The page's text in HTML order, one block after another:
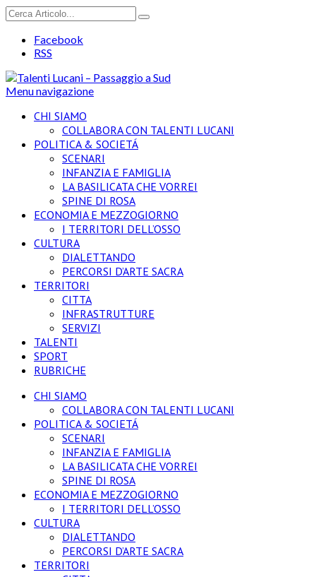
Facebook
RSS
Menu navigazione
CHI SIAMO
COLLABORA CON TALENTI LUCANI
POLITICA & SOCIETÁ
SCENARI
INFANZIA E FAMIGLIA
LA BASILICATA CHE VORREI
SPINE DI ROSA
ECONOMIA E MEZZOGIORNO
I TERRITORI DELL’OSSO
CULTURA
DIALETTANDO
PERCORSI D’ARTE SACRA
TERRITORI
CITTA
INFRASTRUTTURE
SERVIZI
TALENTI
SPORT
RUBRICHE
CHI SIAMO
COLLABORA CON TALENTI LUCANI
POLITICA & SOCIETÁ
SCENARI
INFANZIA E FAMIGLIA
LA BASILICATA CHE VORREI
SPINE DI ROSA
ECONOMIA E MEZZOGIORNO
I TERRITORI DELL’OSSO
CULTURA
DIALETTANDO
PERCORSI D’ARTE SACRA
TERRITORI